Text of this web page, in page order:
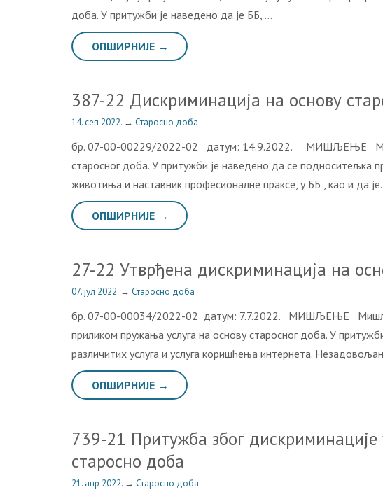
доба. У притужби је наведено да је ББ, …
ОПШИРНИЈЕ →
387-22 Дискриминација на основу
14. сеп 2022. → Старосно доба
бр. 07-00-00229/2022-02 датум: 14.9.2022. МИШЉЕЊЕ
старосног доба. У притужби је наведено да се подноситељка
животиња и наставник професионалне праксе, у ББ , као и да
ОПШИРНИЈЕ →
27-22 Утврђена дискриминација на
07. јул 2022. → Старосно доба
бр. 07-00-00034/2022-02 датум: 7.7.2022. МИШЉЕЊЕ Мишљење
приликом пружања услуга на основу старосног доба. У
различитих услуга и услуга коришћења интернета.
ОПШИРНИЈЕ →
739-21 Притужба због дискриминације
старосно доба
21. апр 2022. → Старосно доба